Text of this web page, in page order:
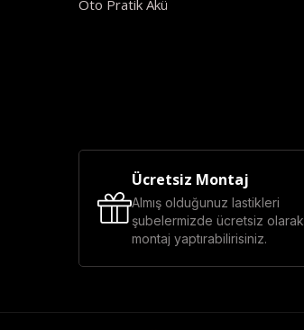
Oto Pratik Akü
Ücretsiz Montaj
Almış olduğunuz lastikleri
şubelermizde ücretsiz olarak
montaj yaptırabilirisiniz.